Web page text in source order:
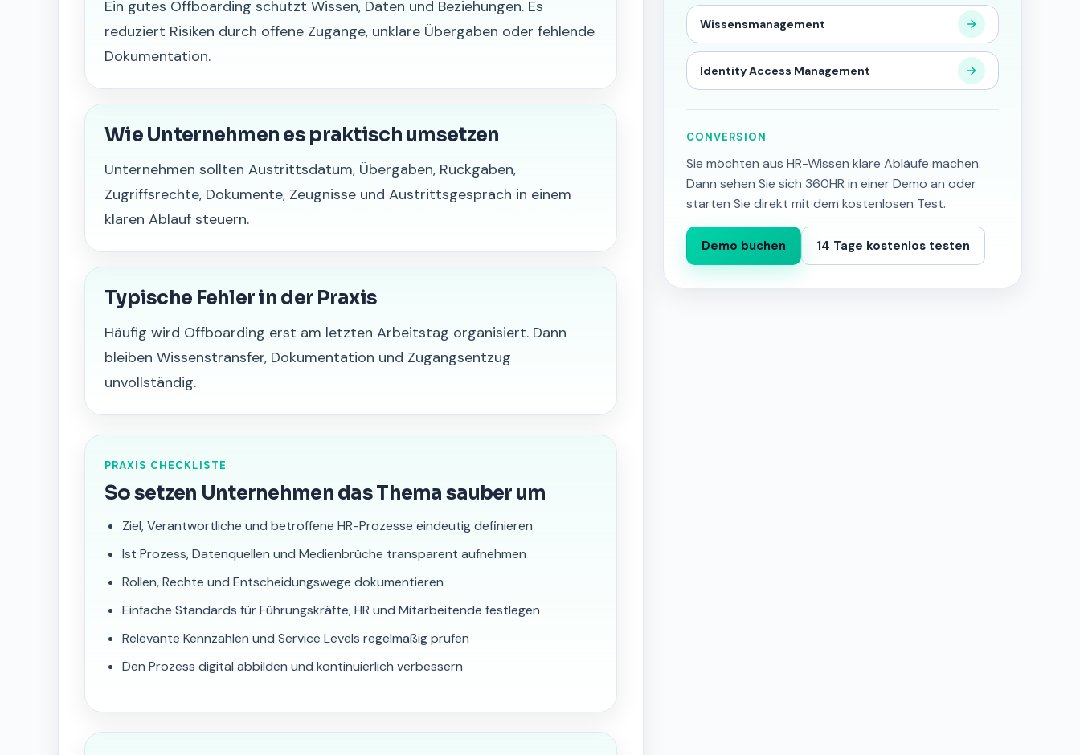
Ein gutes Offboarding schützt Wissen, Daten und Beziehungen. Es
reduziert Risiken durch offene Zugänge, unklare Übergaben oder fehlende
Dokumentation.
Wie Unternehmen es praktisch umsetzen
Unternehmen sollten Austrittsdatum, Übergaben, Rückgaben,
Zugriffsrechte, Dokumente, Zeugnisse und Austrittsgespräch in einem
klaren Ablauf steuern.
Typische Fehler in der Praxis
Häufig wird Offboarding erst am letzten Arbeitstag organisiert. Dann
bleiben Wissenstransfer, Dokumentation und Zugangsentzug
unvollständig.
PRAXIS CHECKLISTE
So setzen Unternehmen das Thema sauber um
Ziel, Verantwortliche und betroffene HR-Prozesse eindeutig definieren
Ist Prozess, Datenquellen und Medienbrüche transparent aufnehmen
Rollen, Rechte und Entscheidungswege dokumentieren
Einfache Standards für Führungskräfte, HR und Mitarbeitende festlegen
Relevante Kennzahlen und Service Levels regelmäßig prüfen
Den Prozess digital abbilden und kontinuierlich verbessern
Wissensmanagement
Identity Access Management
CONVERSION
Sie möchten aus HR-Wissen klare Abläufe machen.
Dann sehen Sie sich 360HR in einer Demo an oder
starten Sie direkt mit dem kostenlosen Test.
Demo buchen 14 Tage kostenlos testen